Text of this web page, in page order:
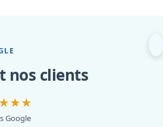
nos clients
Google